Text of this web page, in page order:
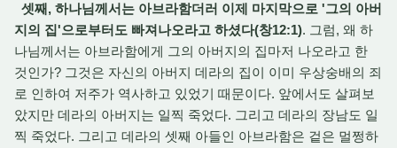
셋째, 하나님께서는 아브라함더러 이제 마지막으로 '그의 아버
지의 집'으로부터도 빠져나오라고 하셨다(창12:1). 그럼, 왜 하
나님께서는 아브라함에게 그의 아버지의 집마저 나오라고 한
것인가? 그것은 자신의 아버지 데라의 집이 이미 우상숭배의 죄
로 인하여 저주가 역사하고 있었기 때문이다. 앞에서도 살펴보
았지만 데라의 아버지는 일찍 죽었다. 그리고 데라의 장남도 일
찍 죽었다. 그리고 데라의 셋째 아들인 아브라함은 겉은 멀쩡하